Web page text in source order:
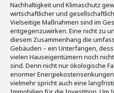
Nachhaltigkeit und Klimaschutz
wirtschaftlicher und
Vielseitige Maßnahmen sind im
entgegenzuwirken. Eine nicht zu
diesem Zusammenhang die
Gebäuden – ein Unterfangen,
vielen Hauseigentümern noch
sind. Denn nicht nur ökologische
enormer
vielmehr spricht auch eine